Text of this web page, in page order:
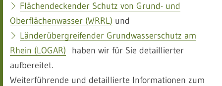
Flächendeckender Schutz von Grund- und
Oberflächenwasser (WRRL) und
Länderübergreifender Grundwasserschutz am
Rhein (LOGAR) haben wir für Sie detaillierter
aufbereitet.
Weiterführende und detaillierte Informationen zum